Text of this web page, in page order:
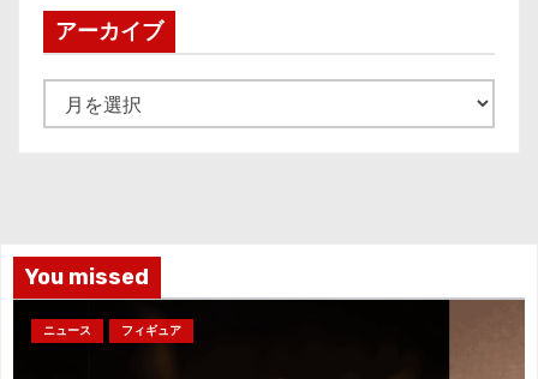
アーカイブ
ー
You missed
ニュース フィギュア